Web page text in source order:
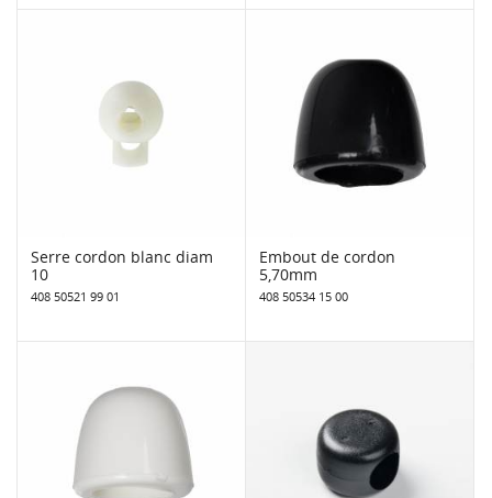
Serre cordon blanc diam
10
408 50521 99 01
Embout de cordon
5,70mm
408 50534 15 00